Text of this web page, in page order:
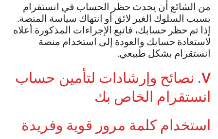
من الشائع أن يحدث حظر الحساب في انستقرام
بسبب السلوك الغير لائق أو انتهاك سياسة المنصة.
إذا تم حظر حسابك، فاتبع الإجراءات المذكورة أعلاه
لاستعادة حسابك والعودة إلى استخدام منصة
انستقرام بشكل طبيعي.
V. نصائح وإرشادات لتأمين حساب
انستقرام الخاص بك
استخدام كلمة مرور قوية وفريدة